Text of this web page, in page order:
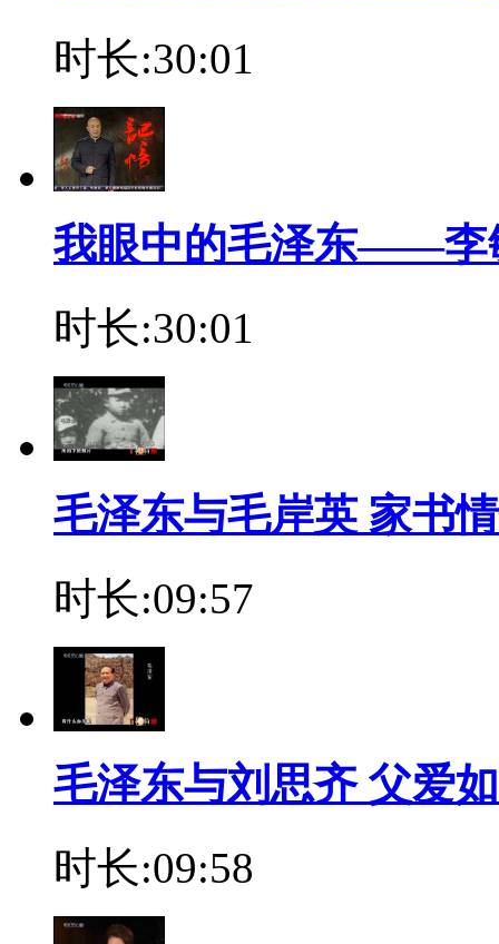
时长:30:01
我眼中的毛泽东——李
时长:30:01
毛泽东与毛岸英 家书
时长:09:57
毛泽东与刘思齐 父爱
时长:09:58